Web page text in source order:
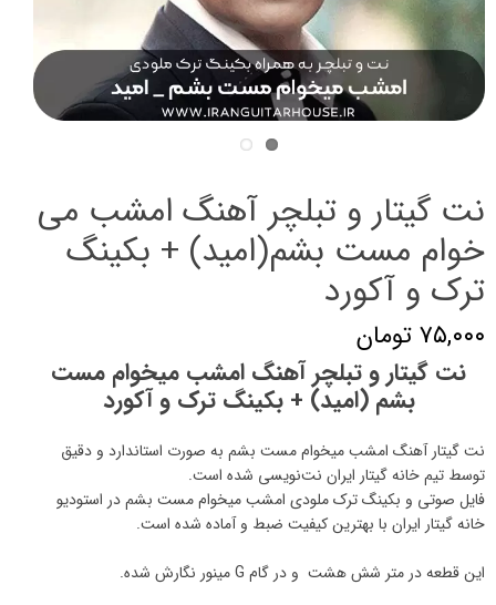
نت گیتار و تبلچر آهنگ امشب می
خوام مست بشم(امید) + بکینگ
ترک و آکورد
۷۵,۰۰۰ تومان
نت گیتار و تبلچر آهنگ امشب میخوام مست
بشم (امید) + بکینگ ترک و آکورد
نت گیتار آهنگ امشب میخوام مست بشم به صورت استاندارد و دقیق
توسط تیم خانه گیتار ایران نت‌نویسی شده است.
فایل صوتی و بکینگ ترک ملودی امشب میخوام مست بشم در استودیو
خانه گیتار ایران با بهترین کیفیت ضبط و آماده شده است.
این قطعه در متر شش هشت و در گام G مینور نگارش شده.